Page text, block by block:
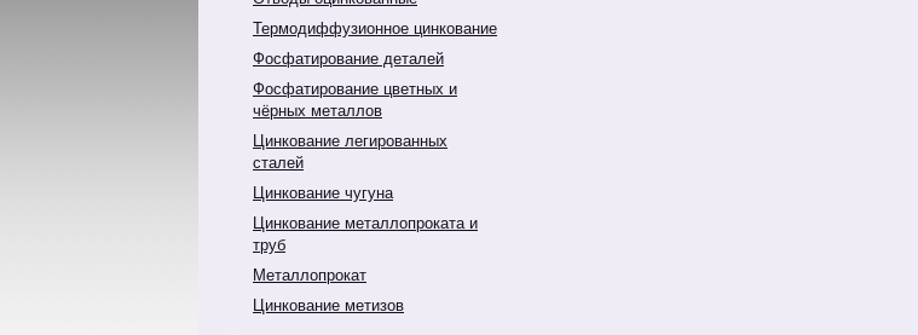
Термодиффузионное цинкование
Фосфатирование деталей
Фосфатирование цветных и
чёрных металлов
Цинкование легированных
сталей
Цинкование чугуна
Цинкование металлопроката и
труб
Металлопрокат
Цинкование метизов